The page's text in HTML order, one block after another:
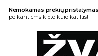
Nemokamas prekių pristatymas
perkantiems kieto kuro katilus!